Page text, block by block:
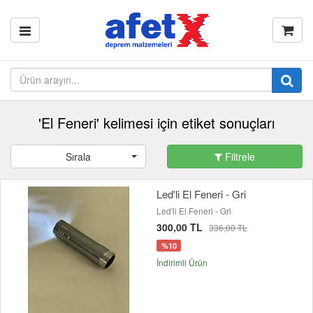
'El Feneri' kelimesi için etiket sonuçları
Sırala Filtrele
Led'li El Feneri - Gri
Led'li El Feneri - Gri
300,00 TL 336,00 TL
%10
İndirimli Ürün